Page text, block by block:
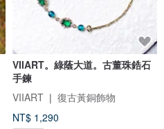
VIIART。綠蔭大道。古董珠鋯石
手鍊
VIIART ❘ 復古黃銅飾物
NT$ 1,290